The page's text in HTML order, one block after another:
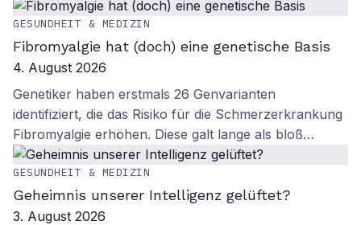
GESUNDHEIT & MEDIZIN
Fibromyalgie hat (doch) eine genetische Basis
4. August 2026
Genetiker haben erstmals 26 Genvarianten
identifiziert, die das Risiko für die Schmerzerkrankung
Fibromyalgie erhöhen. Diese galt lange als bloß…
GESUNDHEIT & MEDIZIN
Geheimnis unserer Intelligenz gelüftet?
3. August 2026